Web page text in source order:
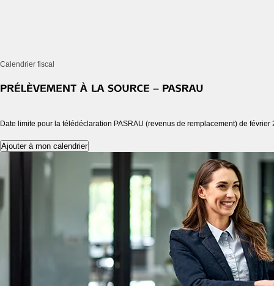
Calendrier fiscal
Date limite pour la télédéclaration PASRAU (revenus de remplacement) de
Ajouter à mon calendrier